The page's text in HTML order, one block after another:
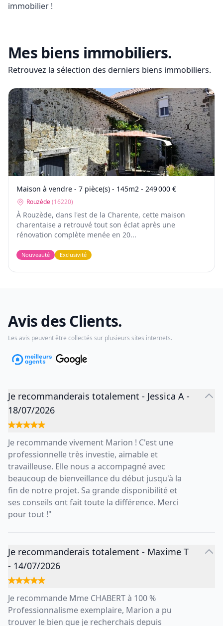
immobilier !
Mes biens immobiliers.
Retrouvez la sélection des derniers biens immobiliers.
Maison à vendre - 7 pièce(s) - 145m2 - 249 000 €
Rouzède(16220)
À Rouzède, dans l'est de la Charente, cette maison
charentaise a retrouvé tout son éclat après une
rénovation complète menée en 20...
Nouveauté Exclusivité
Avis des Clients.
Les avis peuvent être collectés sur plusieurs sites internets.
Je recommanderais totalement - Jessica A -
18/07/2026
Je recommande vivement Marion ! C'est une
professionnelle très investie, aimable et
travailleuse. Elle nous a accompagné avec
beaucoup de bienveillance du début jusqu'à la
fin de notre projet. Sa grande disponibilité et
ses conseils ont fait toute la différence. Merci
pour tout !"
Je recommanderais totalement - Maxime T
- 14/07/2026
Je recommande Mme CHABERT à 100 %
Professionnalisme exemplaire, Marion a pu
trouver le bien que je recherchais depuis